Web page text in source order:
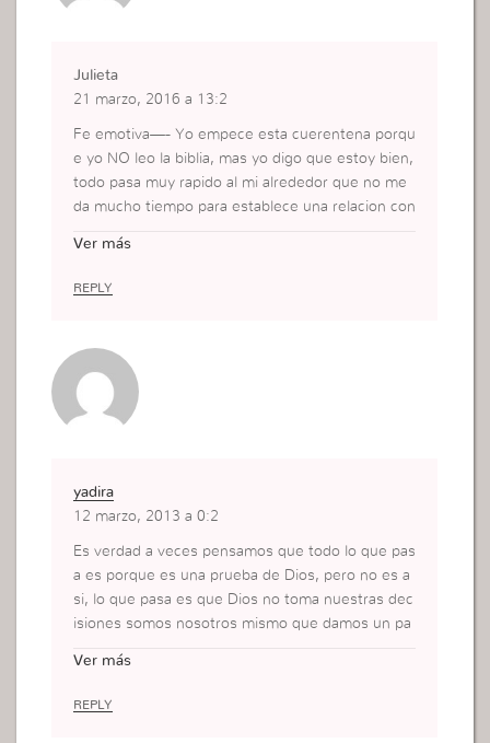
Julieta
21 marzo, 2016 a 13:2
Fe emotiva—- Yo empece esta cuerentena porqu
e yo NO leo la biblia, mas yo digo que estoy bien,
todo pasa muy rapido al mi alrededor que no me
da mucho tiempo para establece una relacion con
s yo necesito de esto.
Ver más
REPLY
yadira
12 marzo, 2013 a 0:2
Es verdad a veces pensamos que todo lo que pas
a es porque es una prueba de Dios, pero no es a
si, lo que pasa es que Dios no toma nuestras dec
isiones somos nosotros mismo que damos un pa
Ver más
REPLY